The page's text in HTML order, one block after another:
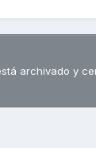
archivado y